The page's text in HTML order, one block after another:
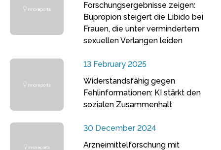
Forschungsergebnisse zeigen:
Bupropion steigert die Libido bei
Frauen, die unter vermindertem
sexuellen Verlangen leiden
13 February 2025
Widerstandsfähig gegen
Fehlinformationen: KI stärkt den
sozialen Zusammenhalt
30 December 2024
Arzneimittelforschung mit